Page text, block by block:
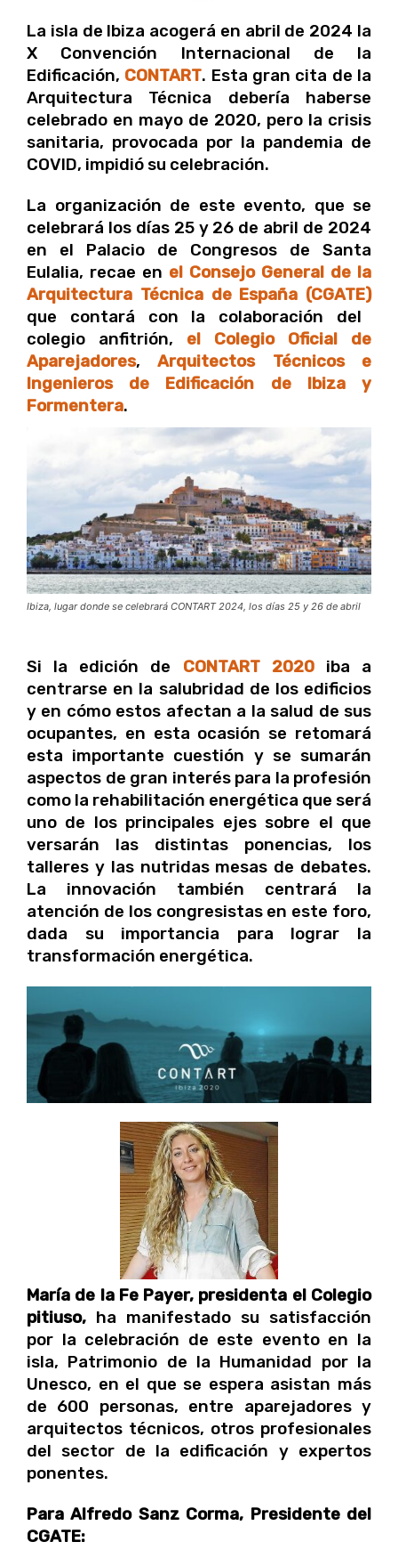
La isla de Ibiza acogerá en abril de 2024 la
X Convención Internacional de la
Edificación, CONTART. Esta gran cita de la
Arquitectura Técnica debería haberse
celebrado en mayo de 2020, pero la crisis
sanitaria, provocada por la pandemia de
COVID, impidió su celebración.
La organización de este evento, que se
celebrará los días 25 y 26 de abril de 2024
en el Palacio de Congresos de Santa
Eulalia, recae en el Consejo General de la
Arquitectura Técnica de España (CGATE)
que contará con la colaboración del
colegio anfitrión, el Colegio Oficial de
Aparejadores,Arquitectos Técnicos e
Ingenieros de Edificación de Ibiza y
Formentera.
Ibiza, lugar donde se celebrará CONTART 2024, los días 25 y 26 de abril
Si la edición de CONTART 2020iba a
centrarse en la salubridad de los edificios
y en cómo estos afectan a la salud de sus
ocupantes, en esta ocasión se retomará
esta importante cuestión y se sumarán
aspectos de gran interés para la profesión
como la rehabilitación energética que será
uno de los principales ejes sobre el que
versarán las distintas ponencias, los
talleres y las nutridas mesas de debates.
La innovación también centrará la
atención de los congresistas en este foro,
dada su importancia para lograr la
transformación energética.
María de la Fe Payer, presidenta el Colegio
pitiuso, ha manifestado su satisfacción
por la celebración de este evento en la
isla, Patrimonio de la Humanidad por la
Unesco, en el que se espera asistan más
de 600 personas, entre aparejadores y
arquitectos técnicos, otros profesionales
del sector de la edificación y expertos
ponentes.
Para Alfredo Sanz Corma, Presidente del
CGATE: